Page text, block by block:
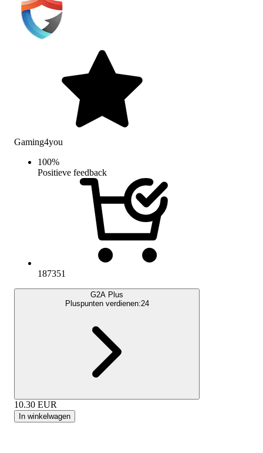
Gaming4you
100%
Positieve feedback
187351
G2A Plus
Pluspunten verdienen:24
10.30 EUR
In winkelwagen